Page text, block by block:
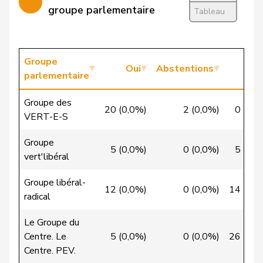
Candinas
Martin Centre M-E
Chollet Clarence
E-S
G
Christ
Crottaz
Brigitte S
VD
Dandrès
de Courten
Thomas V
BL
groupe parlementaire
Tableau
Groupe
parlementaire
Oui Abstentions
Groupe des
VERT-E-S
20 (0,0%) 2 (0,0%) 0
Groupe
vert'libéral
5 (0,0%) 0 (0,0%) 5
Groupe libéral-
radical
12 (0,0%) 0 (0,0%) 14
Le Groupe du
Centre. Le
Centre. PEV.
5 (0,0%) 0 (0,0%) 26